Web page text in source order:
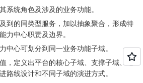
系统角色及涉及的业务功能。
到的同类型服务，加以抽象聚合，形成特
力中心职责及边界。
中心可划分到同一业务功能子域。
，定义出平台的核心子域、支撑子域、通
路线设计和不同子域的演进方式。